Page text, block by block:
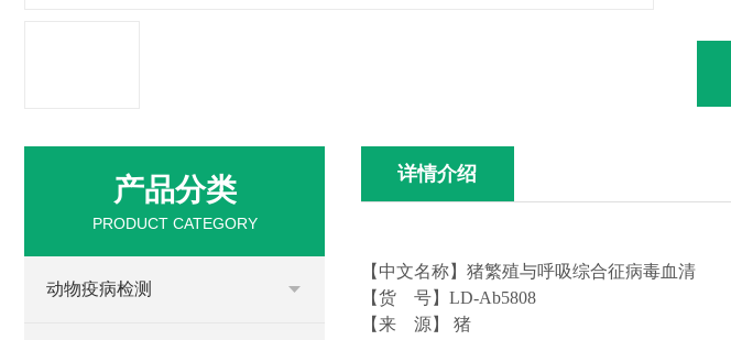
详情介绍
【中文名称】 猪繁殖与呼吸综合征病毒血清
【货 号】LD-Ab5808
【来 源】
猪
产品分类
PRODUCT CATEGORY
动物疫病检测